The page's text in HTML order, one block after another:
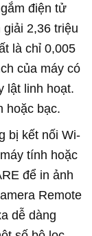
điện tử
2,36 triệu
là chỉ 0,005
của máy có
lật linh hoạt.
hoặc bạc.
bị kết nối Wi-
tính hoặc
để in ảnh
Remote
dễ dàng